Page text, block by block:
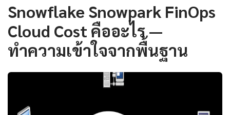
Snowflake Snowpark FinOps
Cloud Cost คืออะไร —
ทำความเข้าใจจากพื้นฐาน